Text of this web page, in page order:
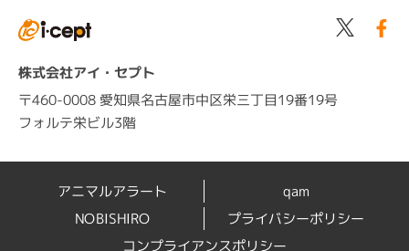
株式会社アイ・セプト
〒460-0008 愛知県名古屋市中区栄三丁目19番19号
フォルテ栄ビル3階
アニマルアラート qam
NOBISHIRO プライバシーポリシー
コンプライアンスポリシー